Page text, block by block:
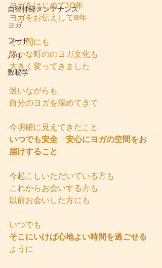
自律神経メンテナンス
ヨガ
フード
バリ
数秘学
ヨガをはじめて10年
ヨガをお伝えして8年
その間にも
静かな町ののヨガ文化も
大きく変ってきました
迷いながらも
自分のヨガを深めてきて
今明確に見えてきたこと
いつでも安全　安心にヨガの空間をお
届けすること
今起こしいただいている方も
これからお会いする方も
以前お会いした方にも
いつでも
そこにいけば心地よい時間を過ごせる
ように